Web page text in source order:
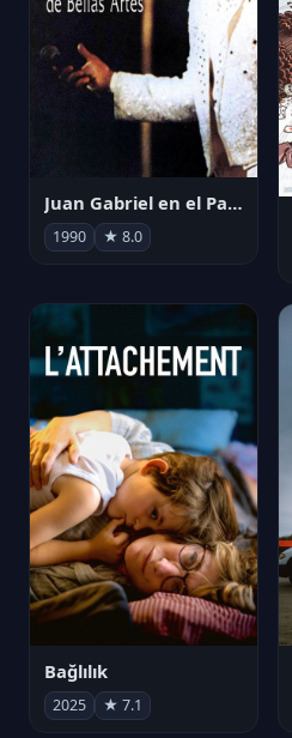
Juan Gabriel en el Palacio de Bellas Artes
1990 ★ 8.0
Bağlılık
2025 ★ 7.1